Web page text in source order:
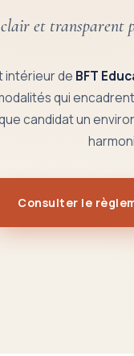
et transparent
intérieur de BFT
qui
candidat un
Consulter le